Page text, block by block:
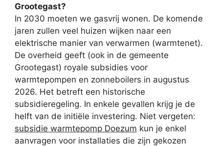
Grootegast?
In 2030 moeten we gasvrij wonen. De komende
jaren zullen veel huizen wijken naar een
elektrische manier van verwarmen (warmtenet).
De overheid geeft (ook in de gemeente
Grootegast) royale subsidies voor
warmtepompen en zonneboilers in augustus
2026. Het betreft een historische
subsidieregeling. In enkele gevallen krijg je de
helft van de initiële investering. Niet vergeten:
subsidie warmtepomp Doezum kun je enkel
aanvragen voor installaties die zijn gekozen